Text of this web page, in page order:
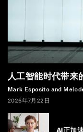
人工智能时代带来
Mark Esposito and
2026年7月22日
AI正加